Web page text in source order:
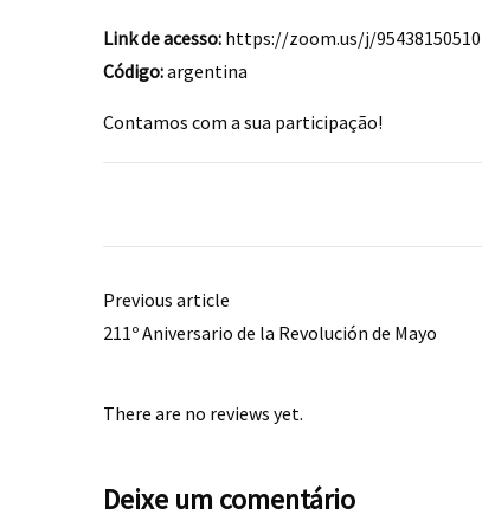
Link de acesso: https://zoom.us/j/95438150510
Código:argentina
Contamos com a sua participação!
Previous article
211º Aniversario de la Revolución de Mayo
There are no reviews yet.
Deixe um comentário